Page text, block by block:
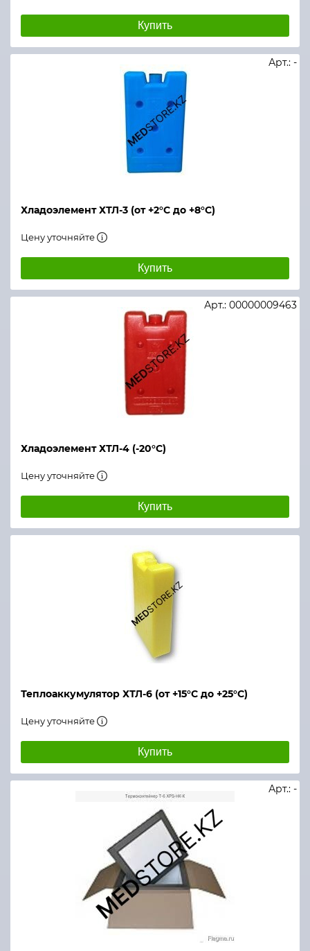
Купить
Хладоэлемент ХТЛ-3 (от +2°С до +8°С)
Арт.: -
Цену уточняйте
Купить
Хладоэлемент ХТЛ-4 (-20°С)
Арт.: 00000009463
Цену уточняйте
Купить
Теплоаккумулятор ХТЛ-6 (от +15°С до +25°С)
Цену уточняйте
Купить
Арт.: -